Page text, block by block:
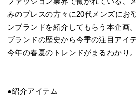
みのプレスの方々に20代メンズにお
ンブランドを紹介してもらう本企画。
ブランドの歴史から今季の注目アイ
今年の春夏のトレンドがまるわかり。
●紹介アイテム